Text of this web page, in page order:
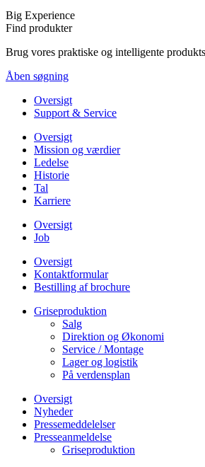
Big Experience
Find produkter
Brug vores praktiske og intelligente
Åben søgning
Oversigt
Support & Service
Oversigt
Mission og værdier
Ledelse
Historie
Tal
Karriere
Oversigt
Job
Oversigt
Kontaktformular
Bestilling af brochure
Griseproduktion
Salg
Direktion og Økonomi
Service / Montage
Lager og logistik
På verdensplan
Oversigt
Nyheder
Pressemeddelelser
Presseanmeldelse
Griseproduktion